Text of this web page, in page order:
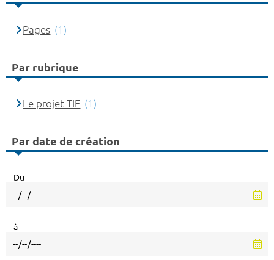
Pages (1)
Par rubrique
Le projet TIE (1)
Par date de création
Du
à